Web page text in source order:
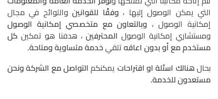
التي يمكن الوصول إليها ،وفقًا للقوانينواللوائح في مجال
إمكانية الوصول ، وبالتعاون مع متخصصي إمكانية الوصول
ومستشاري إمكانية الوصول المحترفين، هدفنا هو تمكين كل
مستخدم مع أو بدون اعاقه تلقيخدمة متساوية ومتاحة.
بحالهنالك اسئلة او اقتراحات يمكنكم التواصل مع الشركة ونحن
مستعدون للخدمة.